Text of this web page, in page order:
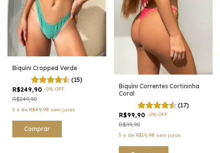
Biquíni Cropped Verde
(15)
R$249,90 -0% OFF
R$249,90
5 x de R$49,98 sem juros
Comprar
Biquíni Correntes Cortininha
Coral
(17)
R$99,90 -0% OFF
R$99,90
5 x de R$19,98 sem juros